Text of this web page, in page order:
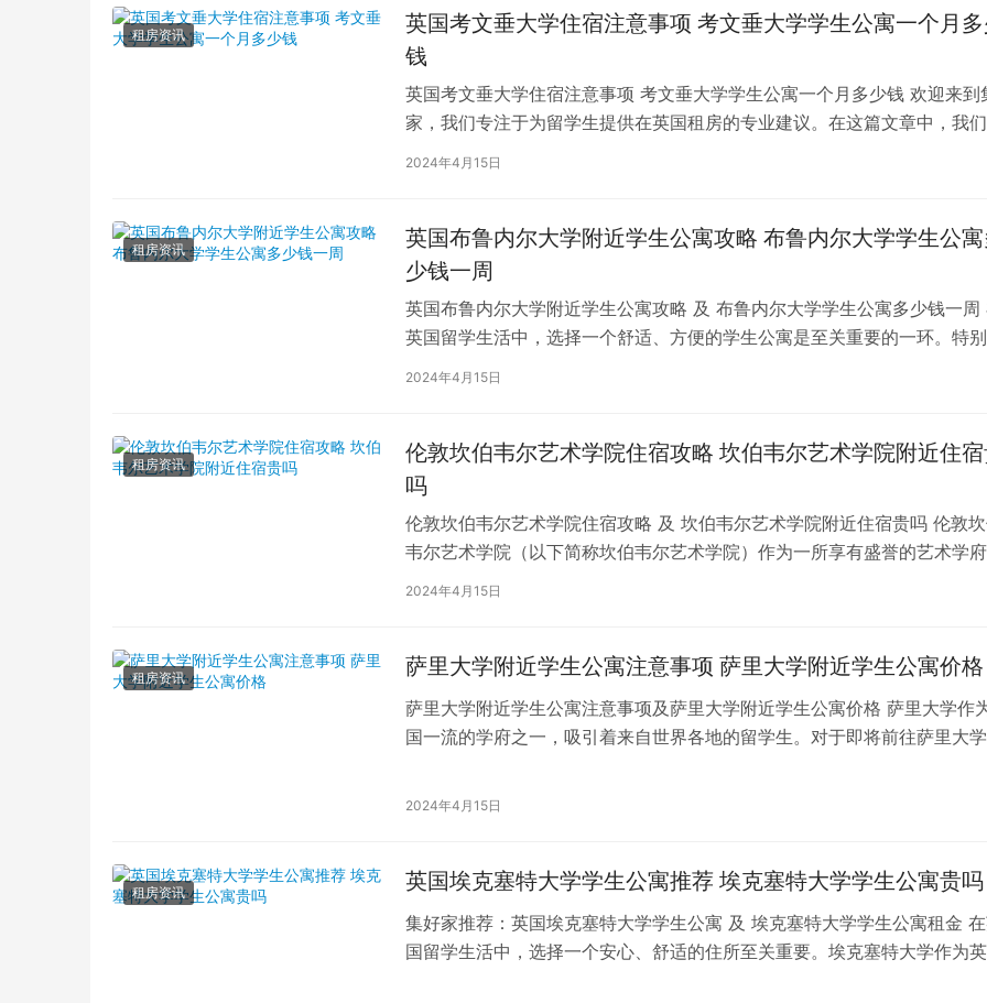
租房资讯
英国考文垂大学住宿注意事项 考文垂大学学生公寓一个月
钱
英国考文垂大学住宿注意事项 考文垂大学学生公寓一个月多少钱 欢迎来到
家，我们专注于为留学生提供在英国租房的专业建议。在这篇文章中，我们
深入探讨英国考文垂大学住宿的注意事项，以…
2024年4月15日
租房资讯
英国布鲁内尔大学附近学生公寓攻略 布鲁内尔大学学生公寓
少钱一周
英国布鲁内尔大学附近学生公寓攻略 及 布鲁内尔大学学生公寓多少钱一周
英国留学生活中，选择一个舒适、方便的学生公寓是至关重要的一环。特别
2024年4月15日
租房资讯
伦敦坎伯韦尔艺术学院住宿攻略 坎伯韦尔艺术学院附近住
吗
伦敦坎伯韦尔艺术学院住宿攻略 及 坎伯韦尔艺术学院附近住宿贵吗 伦敦
韦尔艺术学院（以下简称坎伯韦尔艺术学院）作为一所享有盛誉的艺术学府
吸引了全球各地的学子前来学习。而对于即将…
2024年4月15日
租房资讯 萨里大学附近学生公寓注意事项 萨里大学附近学生公寓价格
萨里大学附近学生公寓注意事项及萨里大学附近学生公寓价格 萨里大学作
国一流的学府之一，吸引着来自世界各地的留学生。对于即将前往萨里大学
2024年4月15日
租房资讯 英国埃克塞特大学学生公寓推荐 埃克塞特大学学生公寓贵吗
集好家推荐：英国埃克塞特大学学生公寓 及 埃克塞特大学学生公寓租金
国留学生活中，选择一个安心、舒适的住所至关重要。埃克塞特大学作为英